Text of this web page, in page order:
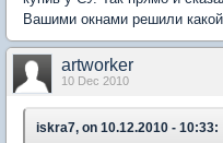
Вашими окнами решили
artworker
10 Dec 2010
iskra7, on 10.12.2010 - 10:33: